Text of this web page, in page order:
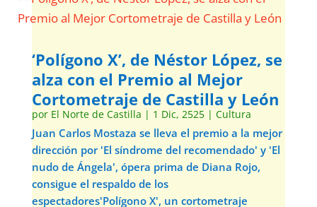
‘Polígono X’, de Néstor López, se
alza con el Premio al Mejor
Cortometraje de Castilla y León
por El Norte de Castilla | 1 Dic, 2525| Cultura
Juan Carlos Mostaza se lleva el premio a la mejor
dirección por 'El síndrome del recomendado' y 'El
nudo de Ángela', ópera prima de Diana Rojo,
consigue el respaldo de los
espectadores'Polígono X', un cortometraje